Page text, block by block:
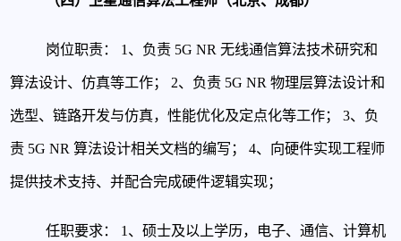
岗位职责： 1、负责 5G NR 无线通信算法技术研究和
算法设计、仿真等工作；2、负责 5G NR 物理层算法设计和
选型、链路开发与仿真，性能优化及定点化等工作；3、负
责 5G NR 算法设计相关文档的编写；4、向硬件实现工程师
提供技术支持、并配合完成硬件逻辑实现；
任职要求： 1、硕士及以上学历，电子、通信、计算机